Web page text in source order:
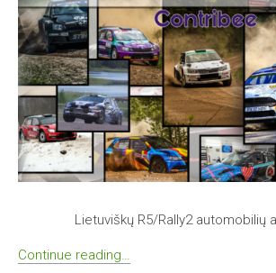
Lietuviškų R5/Rally2 automobilių
Continue reading…